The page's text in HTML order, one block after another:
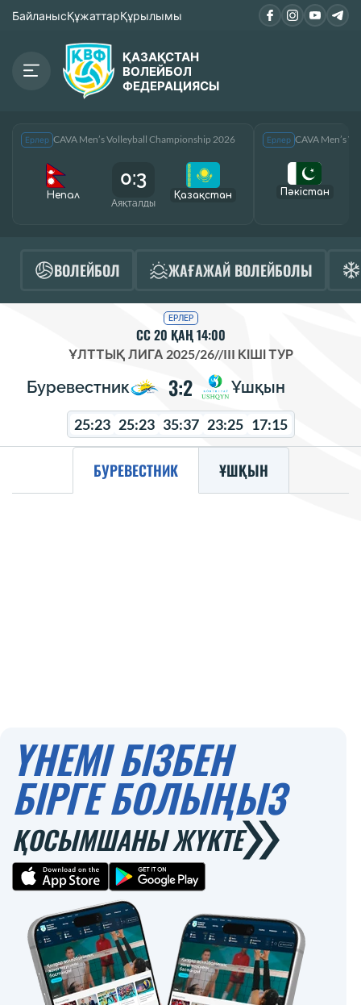
БайланысҚұжаттарҚұрылымы
ҚАЗАҚСТАН
ВОЛЕЙБОЛ
ФЕДЕРАЦИЯСЫ
Ерлер CAVA Men’s Volleyball Championship 2026
Непал
0:3
Аяқталды
Қазақcтан
Ерлер CAVA Men’s
Пәкістан
ВОЛЕЙБОЛ ЖАҒАЖАЙ ВОЛЕЙБОЛЫ
ЕРЛЕР
СС 20 ҚАҢ 14:00
ҰЛТТЫҚ ЛИГА 2025/26//III КІШІ ТУР
Буревестник 3:2 Ұшқын
25:23 25:23 35:37 23:25 17:15
БУРЕВЕСТНИК ҰШҚЫН
ҮНЕМІ БІЗБЕН
БІРГЕ БОЛЫҢЫЗ
ҚОСЫМШАНЫ ЖҮКТЕ